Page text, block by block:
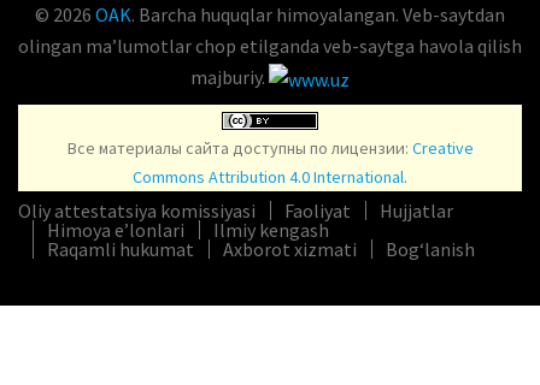
© 2026 OAK. Barcha huquqlar himoyalangan. Veb-saytdan
olingan maʼlumotlar chop etilganda veb-saytga havola qilish
majburiy.
Все материалы сайта доступны по лицензии: Creative
Commons Attribution 4.0 International.
Oliy attestatsiya komissiyasi Faoliyat
Hujjatlar
Himoya e’lonlari
Ilmiy kengash
Raqamli hukumat
Axborot xizmati Bog‘lanish